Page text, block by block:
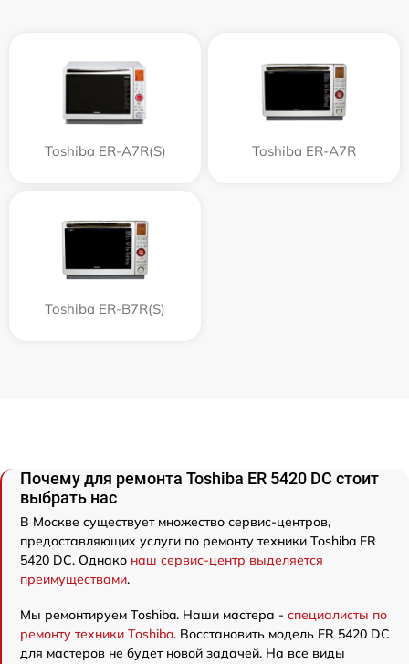
Toshiba ER-A7R(S) Toshiba ER-A7R
Toshiba ER-B7R(S)
Почему для ремонта Toshiba ER 5420 DC стоит
выбрать нас
В Москве существует множество сервис-центров,
предоставляющих услуги по ремонту техники Toshiba ER
5420 DC. Однако наш сервис-центр выделяется
преимуществами.
Мы ремонтируем Toshiba. Наши мастера - специалисты по
ремонту техники Toshiba. Восстановить модель ER 5420 DC
для мастеров не будет новой задачей. На все виды